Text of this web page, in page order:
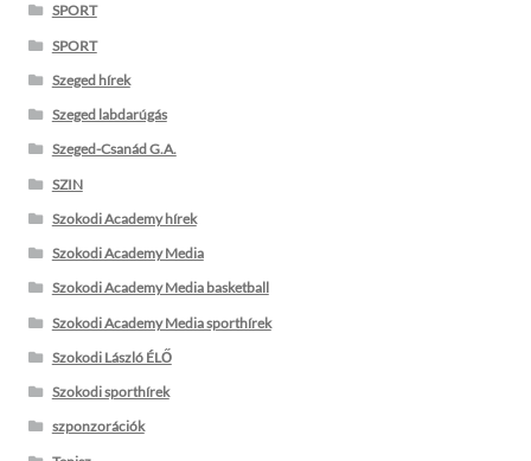
SPORT
SPORT
Szeged hírek
Szeged labdarúgás
Szeged-Csanád G.A.
SZIN
Szokodi Academy hírek
Szokodi Academy Media
Szokodi Academy Media basketball
Szokodi Academy Media sporthírek
Szokodi László ÉLŐ
Szokodi sporthírek
szponzorációk